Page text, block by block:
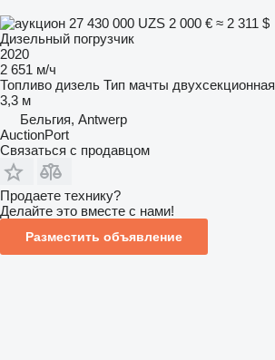
27 430 000 UZS 2 000 € ≈ 2 311 $
Дизельный погрузчик
2020
2 651 м/ч
Топливо дизель Тип мачты двухсекционная
3,3 м
Бельгия, Antwerp
AuctionPort
Связаться с продавцом
Продаете технику?
Делайте это вместе с нами!
Разместить объявление